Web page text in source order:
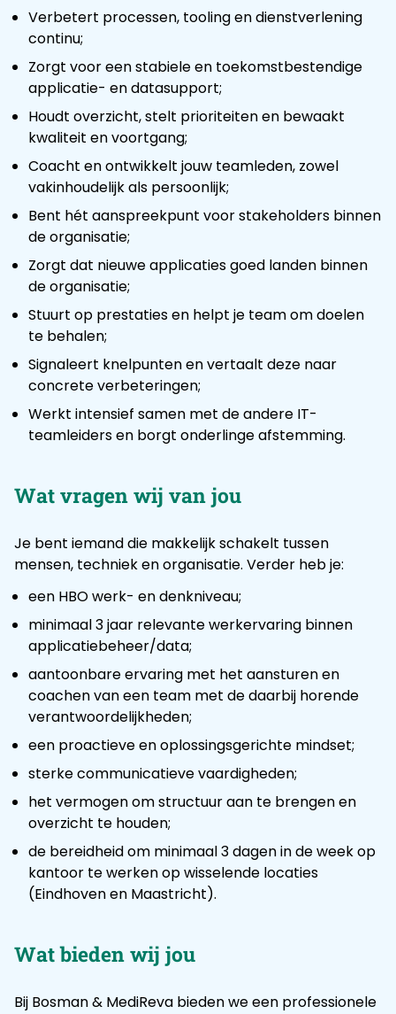
Verbetert processen, tooling en dienstverlening
continu;
Zorgt voor een stabiele en toekomstbestendige
applicatie- en datasupport;
Houdt overzicht, stelt prioriteiten en bewaakt
kwaliteit en voortgang;
Coacht en ontwikkelt jouw teamleden, zowel
vakinhoudelijk als persoonlijk;
Bent hét aanspreekpunt voor stakeholders binnen
de organisatie;
Zorgt dat nieuwe applicaties goed landen binnen
de organisatie;
Stuurt op prestaties en helpt je team om doelen
te behalen;
Signaleert knelpunten en vertaalt deze naar
concrete verbeteringen;
Werkt intensief samen met de andere IT-
teamleiders en borgt onderlinge afstemming.
Wat vragen wij van jou
Je bent iemand die makkelijk schakelt tussen
mensen, techniek en organisatie. Verder heb je:
een HBO werk- en denkniveau;
minimaal 3 jaar relevante werkervaring binnen
applicatiebeheer/data;
aantoonbare ervaring met het aansturen en
coachen van een team met de daarbij horende
verantwoordelijkheden;
een proactieve en oplossingsgerichte mindset;
sterke communicatieve vaardigheden;
het vermogen om structuur aan te brengen en
overzicht te houden;
de bereidheid om minimaal 3 dagen in de week op
kantoor te werken op wisselende locaties
(Eindhoven en Maastricht).
Wat bieden wij jou
Bij Bosman & MediReva bieden we een professionele